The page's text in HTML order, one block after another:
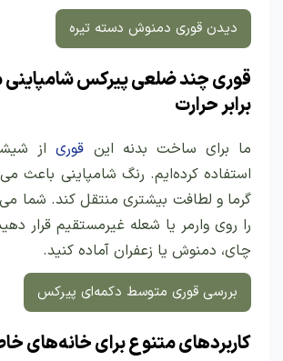
دیدن قوری دمنوش دسته تیره
قوری چند ضلعی پیرکس شامپاینی
برابر حرارت
ما برای ساخت بدنه این قوریاز
استفاده کرده‌ایم. رنگ شامپاینی
گرما و لطافت بیشتری منتقل کند. شما
را روی وارمر یا شعله غیرمستقیم قرار
چای، دمنوش یا زعفران آماده کنید.
بررسی قوری متوسط دکمه‌ای پیرکس
کاربردهای متنوع برای خانه‌های